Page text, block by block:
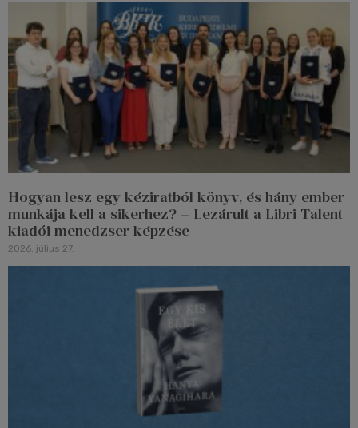
Hogyan lesz egy kéziratból könyv, és hány ember
munkája kell a sikerhez? – Lezárult a Libri Talent
kiadói menedzser képzése
2026. július 27.